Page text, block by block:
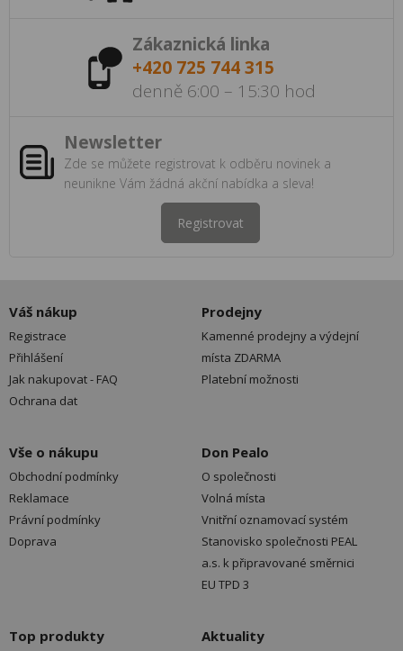
Zákaznická linka
+420 725 744 315
denně 6:00 – 15:30 hod
Newsletter
Zde se můžete registrovat k odběru novinek a
neunikne Vám žádná akční nabídka a sleva!
Registrovat
Váš nákup
Registrace
Přihlášení
Jak nakupovat - FAQ
Ochrana dat
Prodejny
Kamenné prodejny a výdejní
místa ZDARMA
Platební možnosti
Vše o nákupu
Obchodní podmínky
Reklamace
Právní podmínky
Doprava
Don Pealo
O společnosti
Volná místa
Vnitřní oznamovací systém
Stanovisko společnosti PEAL
a.s. k připravované směrnici
EU TPD 3
Top produkty Aktuality